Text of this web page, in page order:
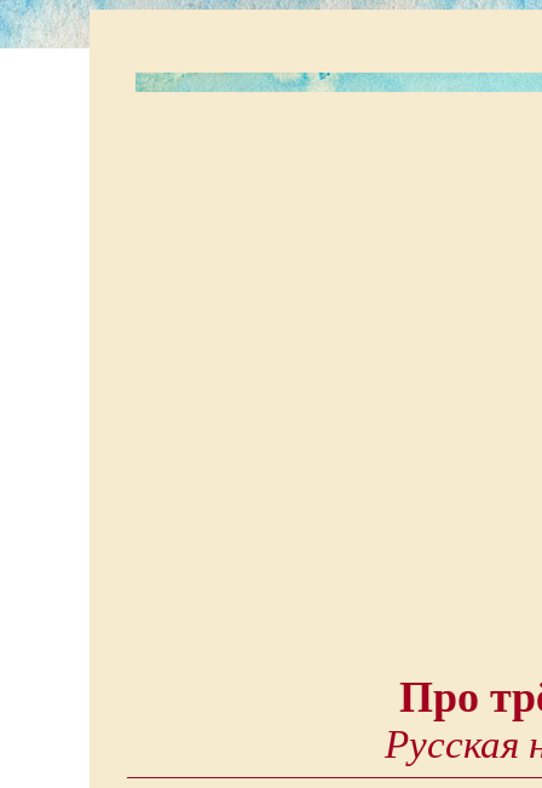
Про
Русская